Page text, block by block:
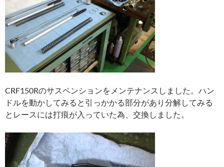
CRF150Rのサスペンションをメンテナンスしました。ハン
ドルを動かしてみると引っかかる部分があり分解してみる
とレースには打痕が入っていた為、交換しました。